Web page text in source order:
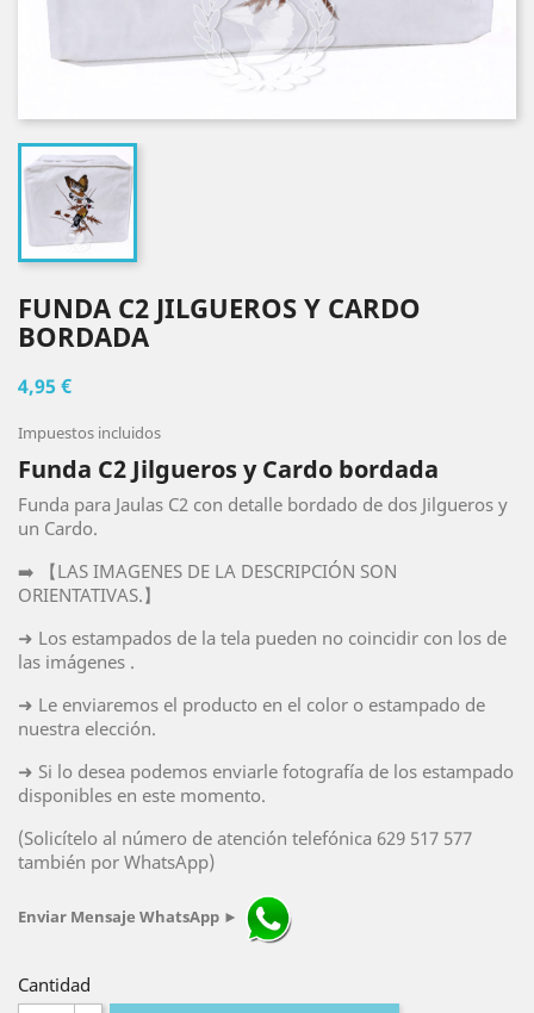
FUNDA C2 JILGUEROS Y CARDO
BORDADA
4,95 €
Impuestos incluidos
Funda C2 Jilgueros y Cardo bordada
Funda para Jaulas C2 con detalle bordado de dos Jilgueros y
un Cardo.
➡️ 【LAS IMAGENES DE LA DESCRIPCIÓN SON
ORIENTATIVAS.】
➜ Los estampados de la tela pueden no coincidir con los de
las imágenes .
➜ Le enviaremos el producto en el color o estampado de
nuestra elección.
➜ Si lo desea podemos enviarle fotografía de los estampado
disponibles en este momento.
(Solicítelo al número de atención telefónica 629 517 577
también por WhatsApp)
Enviar Mensaje WhatsApp ►
Cantidad